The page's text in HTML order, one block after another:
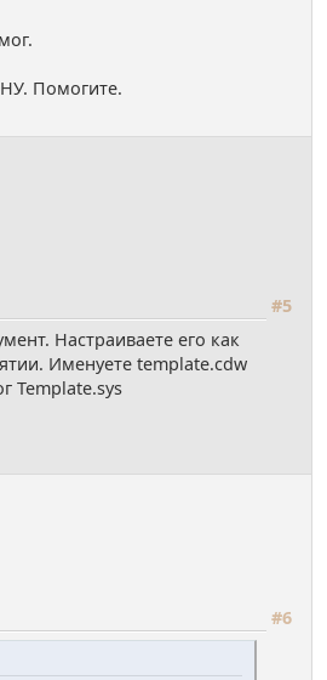
Помогите.
#5
Настраиваете его как
Именуете template.cdw
Template.sys
#6